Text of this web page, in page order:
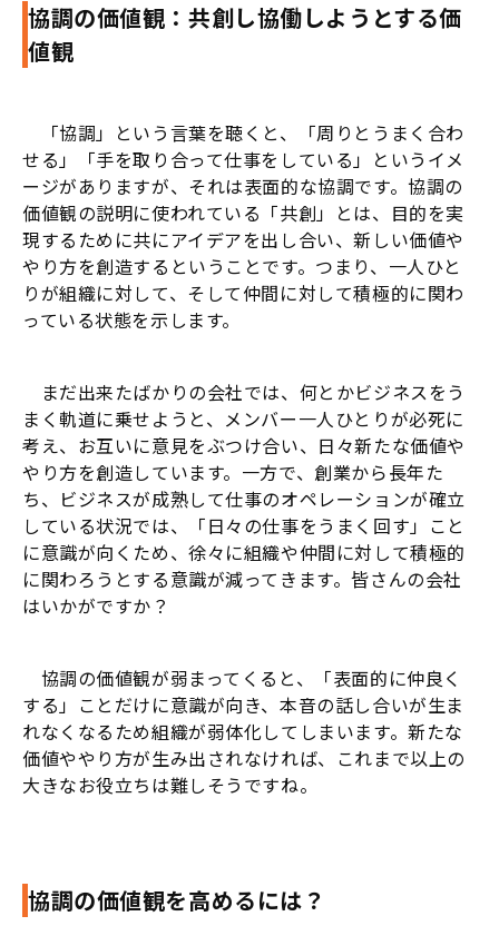
協調の価値観：共創し協働しようとする価
値観
「協調」という言葉を聴くと、「周りとうまく合わ
せる」「手を取り合って仕事をしている」というイメ
ージがありますが、それは表面的な協調です。協調の
価値観の説明に使われている「共創」とは、目的を実
現するために共にアイデアを出し合い、新しい価値や
やり方を創造するということです。つまり、一人ひと
りが組織に対して、そして仲間に対して積極的に関わ
っている状態を示します。
まだ出来たばかりの会社では、何とかビジネスをう
まく軌道に乗せようと、メンバー一人ひとりが必死に
考え、お互いに意見をぶつけ合い、日々新たな価値や
やり方を創造しています。一方で、創業から長年た
ち、ビジネスが成熟して仕事のオペレーションが確立
している状況では、「日々の仕事をうまく回す」こと
に意識が向くため、徐々に組織や仲間に対して積極的
に関わろうとする意識が減ってきます。皆さんの会社
はいかがですか？
協調の価値観が弱まってくると、「表面的に仲良く
する」ことだけに意識が向き、本音の話し合いが生ま
れなくなるため組織が弱体化してしまいます。新たな
価値ややり方が生み出されなければ、これまで以上の
大きなお役立ちは難しそうですね。
協調の価値観を高めるには？